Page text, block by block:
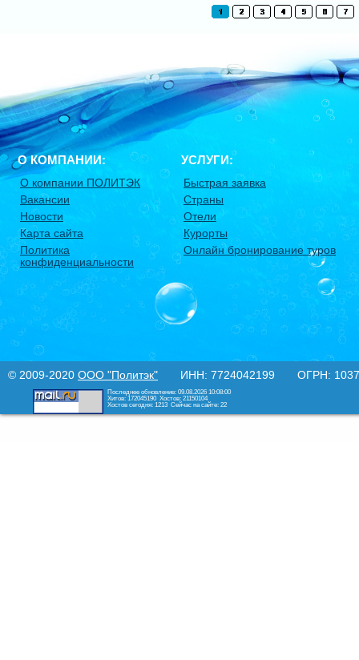
О КОМПАНИИ:
О компании ПОЛИТЭК
Вакансии
Новости
Карта сайта
Политика
конфиденциальности
УСЛУГИ:
Быстрая заявка
Страны
Отели
Курорты
Онлайн бронирование туров
© 2009-2020 ООО "Политэк" ИНН: 7724042199 ОГРН:
Последнее обновление: 09.08.2026 10:08:00
Хитов: 172045190 Хостов: 21150104
Хостов сегодня: 1213 Сейчас на сайте: 22